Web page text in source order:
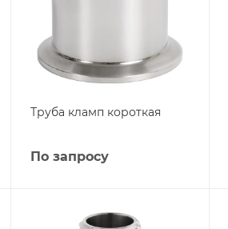
Труба кламп короткая
По запросу